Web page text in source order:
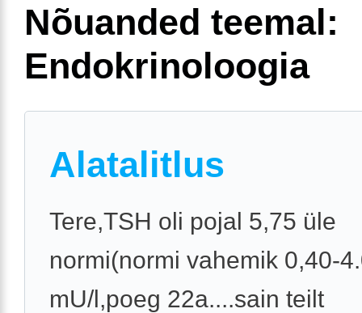
Nõuanded teemal:
Endokrinoloogia
Alatalitlus
Tere,TSH oli pojal 5,75 üle
normi(normi vahemik 0,40-
mU/l,poeg 22a....sain teilt